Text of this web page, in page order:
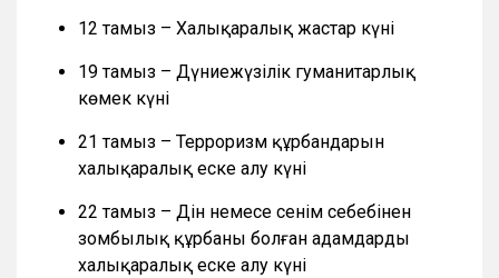
12 тамыз – Халықаралық жастар күні
19 тамыз – Дүниежүзілік гуманитарлық
көмек күні
21 тамыз – Терроризм құрбандарын
халықаралық еске алу күні
22 тамыз – Дін немесе сенім себебінен
зомбылық құрбаны болған адамдарды
халықаралық еске алу күні